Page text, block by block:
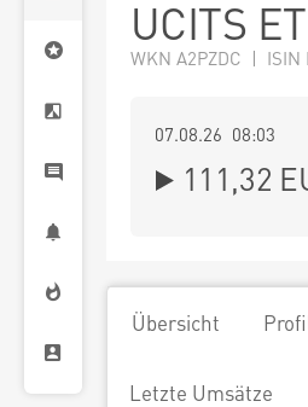
UCITS
WKN A2PZDC |
07.08.26 08:03
111,32
Übersicht
Letzte Umsätze